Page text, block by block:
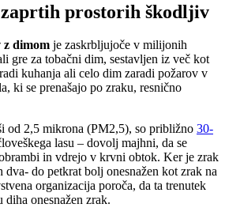
prostorih škodljiv
z dimom je zaskrbljujoče v milijonih
gre za tobačni dim, sestavljen iz več kot
kuhanja ali celo dim zaradi požarov v
ki se prenašajo po zraku, resnično
od 2,5 mikrona (PM2,5), so približno 30-
lasu – dovolj majhni, da se
in vdrejo v krvni obtok. Ker je zrak
dva- do petkrat bolj onesnažen kot zrak na
organizacija poroča, da ta trenutek
onesnažen zrak.